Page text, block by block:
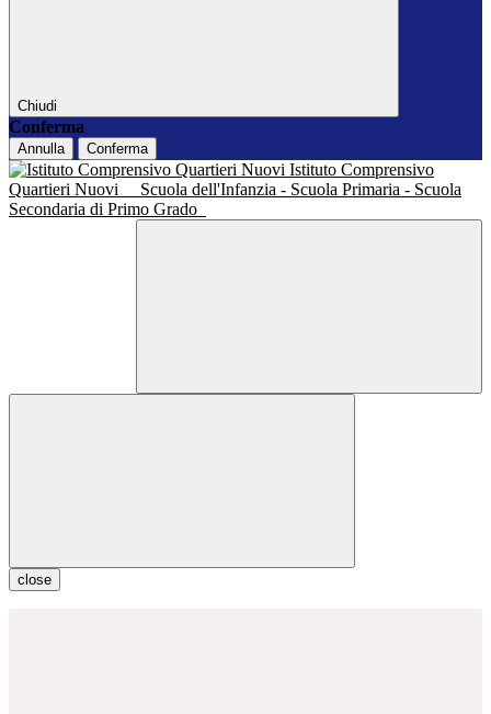
Chiudi
Conferma
Annulla Conferma
Istituto Comprensivo
Quartieri Nuovi
Scuola dell'Infanzia - Scuola Primaria - Scuola
Secondaria di Primo Grado
close